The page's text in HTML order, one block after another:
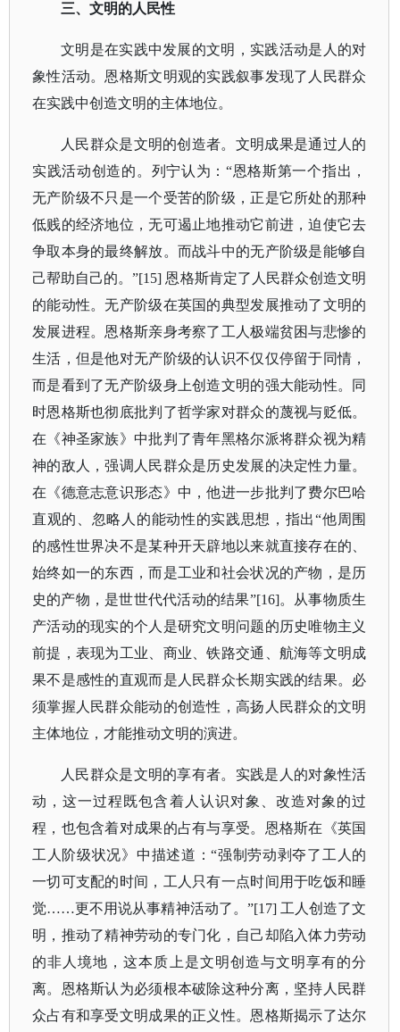
三、文明的人民性
文明是在实践中发展的文明，实践活动是人的对
象性活动。恩格斯文明观的实践叙事发现了人民群众
在实践中创造文明的主体地位。
人民群众是文明的创造者。文明成果是通过人的
实践活动创造的。列宁认为：“恩格斯第一个指出，
无产阶级不只是一个受苦的阶级，正是它所处的那种
低贱的经济地位，无可遏止地推动它前进，迫使它去
争取本身的最终解放。而战斗中的无产阶级是能够自
己帮助自己的。”[15] 恩格斯肯定了人民群众创造文明
的能动性。无产阶级在英国的典型发展推动了文明的
发展进程。恩格斯亲身考察了工人极端贫困与悲惨的
生活，但是他对无产阶级的认识不仅仅停留于同情，
而是看到了无产阶级身上创造文明的强大能动性。同
时恩格斯也彻底批判了哲学家对群众的蔑视与贬低。
在《神圣家族》中批判了青年黑格尔派将群众视为精
神的敌人，强调人民群众是历史发展的决定性力量。
在《德意志意识形态》中，他进一步批判了费尔巴哈
直观的、忽略人的能动性的实践思想，指出“他周围
的感性世界决不是某种开天辟地以来就直接存在的、
始终如一的东西，而是工业和社会状况的产物，是历
史的产物，是世世代代活动的结果”[16]。从事物质生
产活动的现实的个人是研究文明问题的历史唯物主义
前提，表现为工业、商业、铁路交通、航海等文明成
果不是感性的直观而是人民群众长期实践的结果。必
须掌握人民群众能动的创造性，高扬人民群众的文明
主体地位，才能推动文明的演进。
人民群众是文明的享有者。实践是人的对象性活
动，这一过程既包含着人认识对象、改造对象的过
程，也包含着对成果的占有与享受。恩格斯在《英国
工人阶级状况》中描述道：“强制劳动剥夺了工人的
一切可支配的时间，工人只有一点时间用于吃饭和睡
觉……更不用说从事精神活动了。”[17] 工人创造了文
明，推动了精神劳动的专门化，自己却陷入体力劳动
的非人境地，这本质上是文明创造与文明享有的分
离。恩格斯认为必须根本破除这种分离，坚持人民群
众占有和享受文明成果的正义性。恩格斯揭示了达尔